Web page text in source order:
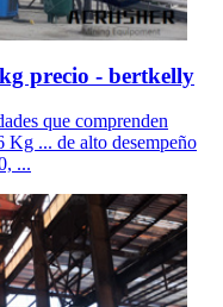
precio - bertkelly
que comprenden
Kg ... de alto desempeño
...